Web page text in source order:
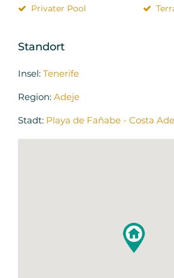
Privater Pool
Standort
Insel: Tenerife
Region: Adeje
Stadt: Playa de Fañabe - Costa